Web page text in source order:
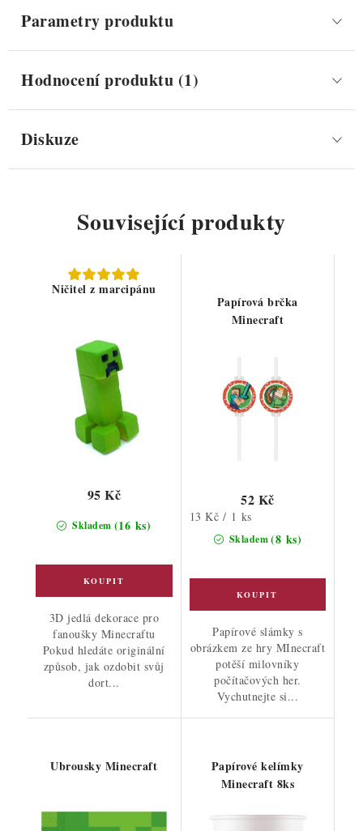
Parametry produktu
Hodnocení produktu (1)
Diskuze
Související produkty
Ničitel z marcipánu
Skladem (16 ks)
95 Kč
3D jedlá dekorace pro
fanoušky Minecraftu
Pokud hledáte originální
způsob, jak ozdobit svůj
dort...
Papírová brčka
Minecraft
Skladem(8 ks)
52 Kč
Měrná
13 Kč / 1 ks
Papírové slámky s
obrázkem ze hry MInecraft
potěší milovníky
počítačových her.
Vychutnejte si...
Ubrousky Minecraft
Papírové kelímky
Minecraft 8ks